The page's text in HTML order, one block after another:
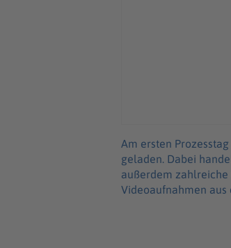
Am ersten
geladen. Dabei
außerdem zahlreiche
Videoaufnahmen aus